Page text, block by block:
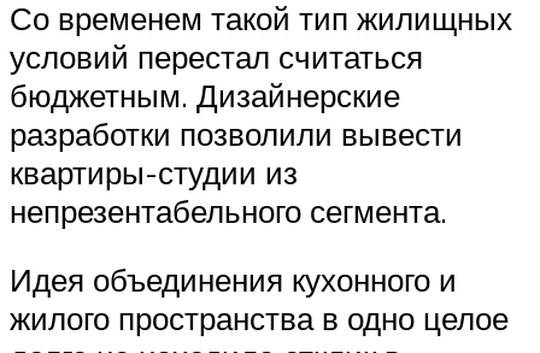
Со временем такой тип жилищных
условий перестал считаться
бюджетным. Дизайнерские
разработки позволили вывести
квартиры-студии из
непрезентабельного сегмента.
Идея объединения кухонного и
жилого пространства в одно целое